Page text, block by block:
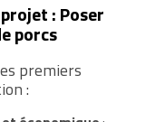
: Poser
porcs
premiers
: